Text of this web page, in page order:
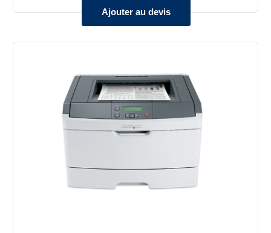
Ajouter au devis